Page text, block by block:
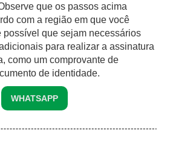
que os passos acima
com a região em que você
possível que sejam necessários
para realizar a assinatura
como um comprovante de
de identidade.
WHATSAPP